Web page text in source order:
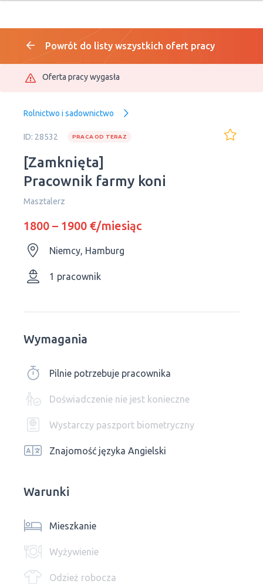
Powrót do listy wszystkich ofert pracy
Oferta pracy wygasła
Rolnictwo i sadownictwo
ID: 28532 PRACA OD TERAZ
[Zamknięta]
Pracownik farmy koni
Masztalerz
1800 – 1900 €/miesiąc
Niemcy, Hamburg
1 pracownik
Wymagania
Pilnie potrzebuje pracownika
Doświadczenie nie jest konieczne
Wystarczy paszport biometryczny
Znajomość języka Angielski
Warunki
Mieszkanie
Wyżywienie
Odzież robocza